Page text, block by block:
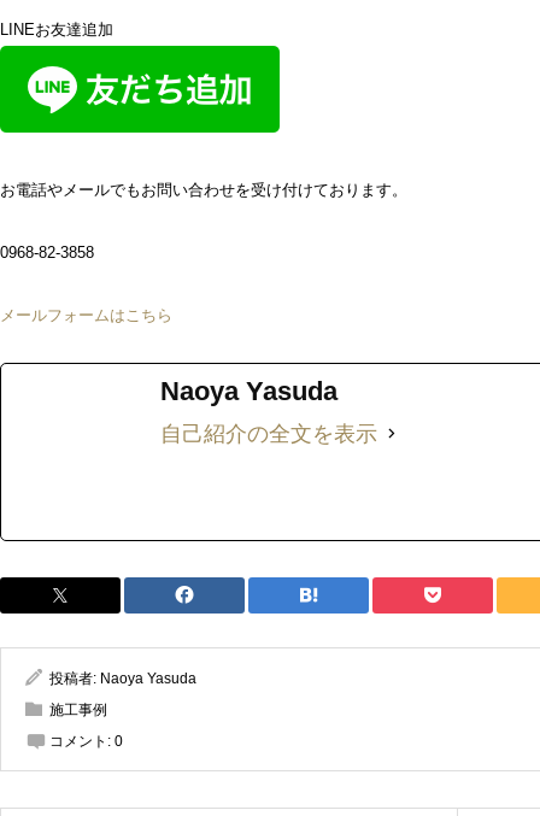
LINEお友達追加
お電話やメールでもお問い合わせを受け付けております。
0968-82-3858
メールフォームはこちら
Naoya Yasuda
自己紹介の全文を表示
投稿者: Naoya Yasuda
施工事例
コメント: 0